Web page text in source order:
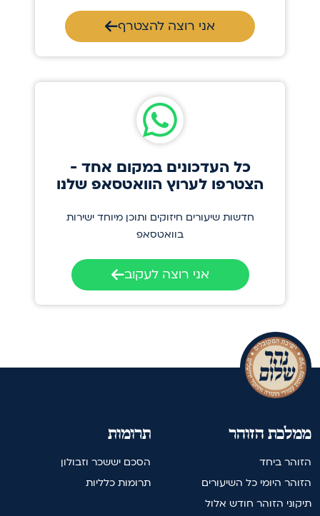
אני רוצה להצטרף
כל העדכונים במקום אחד -
הצטרפו לערוץ הוואטסאפ שלנו
חדשות שיעורים חיזוקים ותוכן מיוחד ישירות
בוואטסאפ
אני רוצה לעקוב
תרומות
הסכם יששכר וזבולון
תרומות כלליות
ממלכת הזוהר
הזוהר ביחד
הזוהר היומי כל השיעורים
תיקוני הזוהר חודש אלול